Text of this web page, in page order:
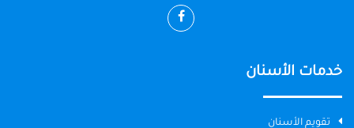
خدمات الأسنان
تقويم الأسنان